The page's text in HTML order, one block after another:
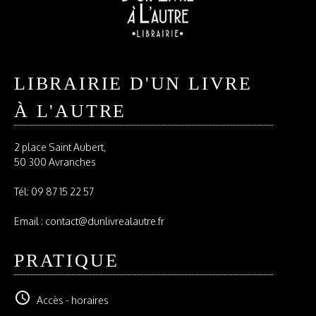
LIBRAIRIE D'UN LIVRE
À L'AUTRE
2 place Saint Aubert,
50 300 Avranches
Tél: 09 87 15 22 57
Email : contact@dunlivrealautre.fr
PRATIQUE
schedule Accès - horaires